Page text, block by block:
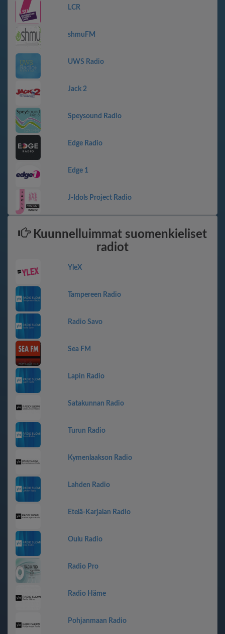
LCR
shmuFM
UWS Radio
Jack 2
Speysound Radio
Edge Radio
Edge 1
J-Idols Project Radio
Kuunnelluimmat suomenkieliset
radiot
YleX
Tampereen Radio
Radio Savo
Sea FM
Lapin Radio
Satakunnan Radio
Turun Radio
Kymenlaakson Radio
Lahden Radio
Etelä-Karjalan Radio
Oulu Radio
Radio Pro
Radio Häme
Pohjanmaan Radio